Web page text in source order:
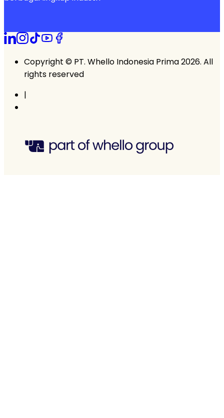
Copyright © PT. Whello Indonesia Prima 2026. All
rights reserved
|